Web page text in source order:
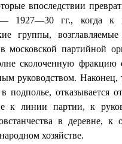
впоследствии
1927—30 гг., когда к
группы,
партийной
сколоченную
руководством.
подполье, отказывается
к линии партии, к
в деревне, к
хозяйстве.